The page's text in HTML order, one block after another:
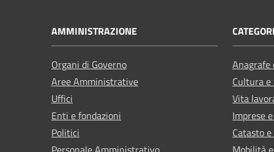
AMMINISTRAZIONE
Organi di Governo
Aree Amministrative
Uffici
Enti e fondazioni
Politici
Cultura
Vita
Imprese
Catasto